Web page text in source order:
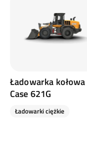
Ładowarka kołowa
Case 621G
Ładowarki ciężkie